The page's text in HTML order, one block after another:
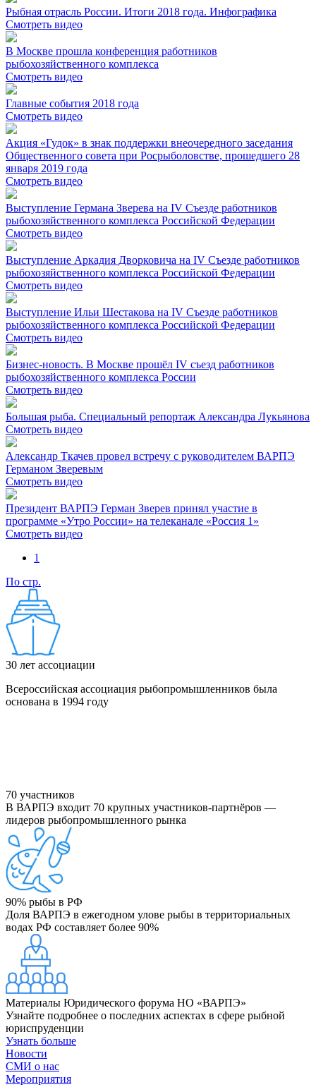
Рыбная отрасль России. Итоги 2018 года. Инфографика
Смотреть видео
В Москве прошла конференция работников
рыбохозяйственного комплекса
Смотреть видео
Главные события 2018 года
Смотреть видео
Акция «Гудок» в знак поддержки внеочередного заседания
Общественного совета при Росрыболовстве, прошедшего 28
января 2019 года
Смотреть видео
Выступление Германа Зверева на IV Съезде работников
рыбохозяйственного комплекса Российской Федерации
Смотреть видео
Выступление Аркадия Дворковича на IV Съезде работников
рыбохозяйственного комплекса Российской Федерации
Смотреть видео
Выступление Ильи Шестакова на IV Съезде работников
рыбохозяйственного комплекса Российской Федерации
Смотреть видео
Бизнес-новость. В Москве прошёл IV съезд работников
рыбохозяйственного комплекса России
Смотреть видео
Большая рыба. Специальный репортаж Александра Лукьянова
Смотреть видео
Александр Ткачев провел встречу с руководителем ВАРПЭ
Германом Зверевым
Смотреть видео
Президент ВАРПЭ Герман Зверев принял участие в
программе «Утро России» на телеканале «Россия 1»
Смотреть видео
1
По стр.
30 лет ассоциации
Всероссийская ассоциация рыбопромышленников была
основана в 1994 году
70 участников
В ВАРПЭ входит 70 крупных участников-партнёров —
лидеров рыбопромышленного рынка
90% рыбы в РФ
Доля ВАРПЭ в ежегодном улове рыбы в территориальных
водах РФ составляет более 90%
Материалы Юридического форума НО «ВАРПЭ»
Узнайте подробнее о последних аспектах в сфере рыбной
юриспруденции
Узнать больше
Новости
СМИ о нас
Мероприятия